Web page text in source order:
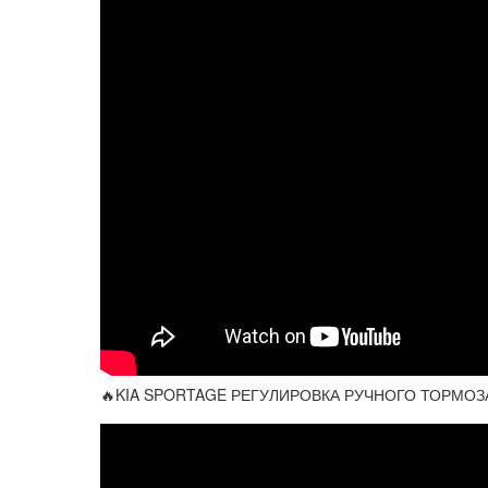
🔥KIA SPORTAGE РЕГУЛИРОВКА РУЧНОГО